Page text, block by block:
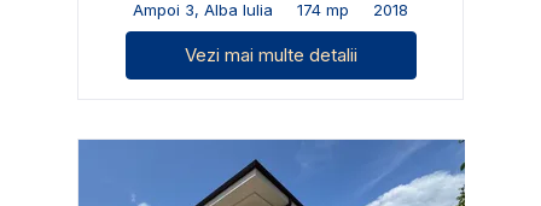
Ampoi 3, Alba Iulia
174 mp 2018
Vezi mai multe detalii